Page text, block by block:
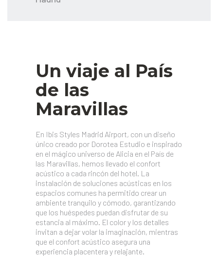
Un viaje al País
de las
Maravillas
En Ibis Styles Madrid Airport, con un diseño
único creado por Dorotea Estudio e inspirado
en el mágico universo de Alicia en el País de
las Maravillas, hemos llevado el confort
acústico a cada rincón del hotel. La
instalación de soluciones acústicas en los
espacios comunes ha permitido crear un
ambiente tranquilo y cómodo, garantizando
que los huéspedes puedan disfrutar de su
estancia al máximo. El color y los detalles
invitan a dejar volar la imaginación, mientras
que el confort acústico asegura una
experiencia placentera y relajante.